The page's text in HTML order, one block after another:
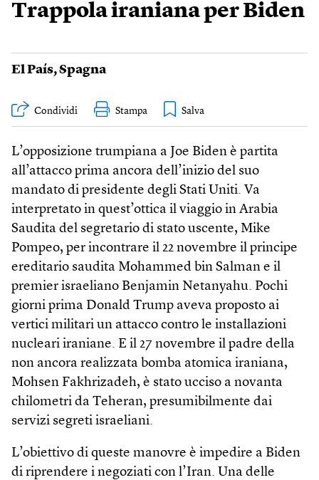
Trappola iraniana per Biden
El País,Spagna
Condividi Stampa
L’opposizione trumpiana a Joe Biden è partita
all’attacco prima ancora dell’inizio del suo
mandato di presidente degli Stati Uniti. Va
interpretato in quest’ottica il viaggio in Arabia
Saudita del segretario di stato uscente, Mike
Pompeo, per incontrare il 22 novembre il principe
ereditario saudita Mohammed bin Salman e il
premier israeliano Benjamin Netanyahu. Pochi
giorni prima Donald Trump aveva proposto ai
vertici militari un attacco contro le installazioni
nucleari iraniane. E il 27 novembre il padre della
non ancora realizzata bomba atomica iraniana,
Mohsen Fakhrizadeh, è stato ucciso a novanta
chilometri da Teheran, presumibilmente dai
servizi segreti israeliani.
L’obiettivo di queste manovre è impedire a Biden
di riprendere i negoziati con l’Iran. Una delle